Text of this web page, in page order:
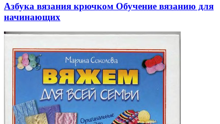
Азбука вязания крючком Обучение вязанию для
начинающих